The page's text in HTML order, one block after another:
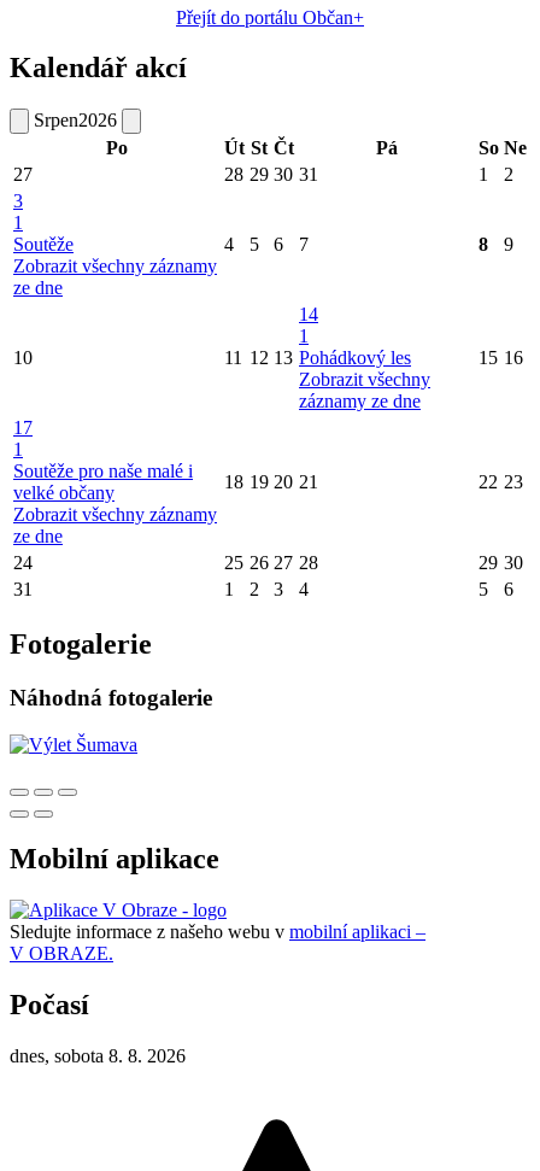
Přejít do portálu Občan+
Kalendář akcí
Srpen2026
Po
Út St Čt Pá So Ne
27
28 29 30 31 1
2
3
1
Soutěže
Zobrazit všechny záznamy
ze dne
4 5 6 7 8 9
10 11 12 13
14
1
Pohádkový les
Zobrazit všechny
záznamy ze dne
15 16
17
1
Soutěže pro naše malé i
velké občany
Zobrazit všechny záznamy
ze dne
18 19 20 21 22 23
24 25 26 27 28 29 30
31
1 2 3 4 5 6
Fotogalerie
Náhodná fotogalerie
Mobilní aplikace
Sledujte informace z našeho webu v mobilní aplikaci –
V OBRAZE.
Počasí
dnes, sobota 8. 8. 2026